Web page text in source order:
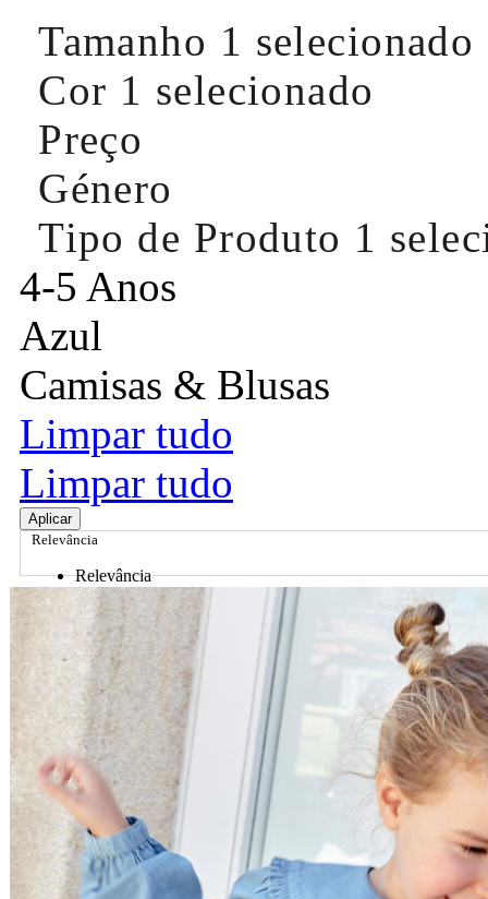
Tamanho 1 selecionado
Cor 1 selecionado
Preço
Género
Tipo de Produto 1
4-5 Anos
Azul
Camisas & Blusas
Limpar tudo
Limpar tudo
Aplicar
Relevância
Relevância
Preço Crescente
Preço Decrescente
Nome do Produto A - Z
Nome do Produto Z - A
Ordenar por
Relevância
Relevância
Preço Crescente
Preço Decrescente
Nome do Produto A - Z
Nome do Produto Z - A